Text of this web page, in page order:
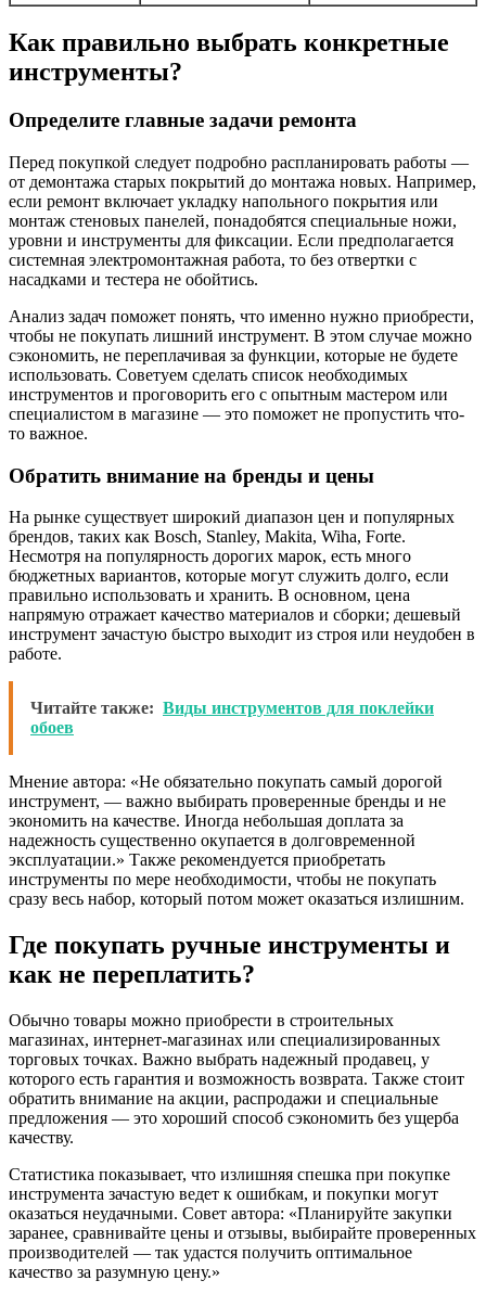
Как правильно выбрать конкретные
инструменты?
Определите главные задачи ремонта
Перед покупкой следует подробно распланировать работы —
от демонтажа старых покрытий до монтажа новых. Например,
если ремонт включает укладку напольного покрытия или
монтаж стеновых панелей, понадобятся специальные ножи,
уровни и инструменты для фиксации. Если предполагается
системная электромонтажная работа, то без отвертки с
насадками и тестера не обойтись.
Анализ задач поможет понять, что именно нужно приобрести,
чтобы не покупать лишний инструмент. В этом случае можно
сэкономить, не переплачивая за функции, которые не будете
использовать. Советуем сделать список необходимых
инструментов и проговорить его с опытным мастером или
специалистом в магазине — это поможет не пропустить что-
то важное.
Обратить внимание на бренды и цены
На рынке существует широкий диапазон цен и популярных
брендов, таких как Bosch, Stanley, Makita, Wiha, Forte.
Несмотря на популярность дорогих марок, есть много
бюджетных вариантов, которые могут служить долго, если
правильно использовать и хранить. В основном, цена
напрямую отражает качество материалов и сборки; дешевый
инструмент зачастую быстро выходит из строя или неудобен в
работе.
Читайте также: Виды инструментов для поклейки
обоев
Мнение автора: «Не обязательно покупать самый дорогой
инструмент, — важно выбирать проверенные бренды и не
экономить на качестве. Иногда небольшая доплата за
надежность существенно окупается в долговременной
эксплуатации.» Также рекомендуется приобретать
инструменты по мере необходимости, чтобы не покупать
сразу весь набор, который потом может оказаться излишним.
Где покупать ручные инструменты и
как не переплатить?
Обычно товары можно приобрести в строительных
магазинах, интернет-магазинах или специализированных
торговых точках. Важно выбрать надежный продавец, у
которого есть гарантия и возможность возврата. Также стоит
обратить внимание на акции, распродажи и специальные
предложения — это хороший способ сэкономить без ущерба
качеству.
Статистика показывает, что излишняя спешка при покупке
инструмента зачастую ведет к ошибкам, и покупки могут
оказаться неудачными. Совет автора: «Планируйте закупки
заранее, сравнивайте цены и отзывы, выбирайте проверенных
производителей — так удастся получить оптимальное
качество за разумную цену.»